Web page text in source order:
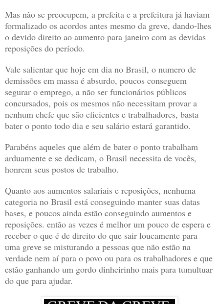
Mas não se preocupem, a prefeita e a prefeitura já haviam
formalizado os acordos antes mesmo da greve, dando-lhes
o devido direito ao aumento para janeiro com as devidas
reposições do período.
Vale salientar que hoje em dia no Brasil, o numero de
demissões em massa é absurdo, poucos conseguem
segurar o emprego, a não ser funcionários públicos
concursados, pois os mesmos não necessitam provar a
nenhum chefe que são eficientes e trabalhadores, basta
bater o ponto todo dia e seu salário estará garantido.
Parabéns aqueles que além de bater o ponto trabalham
arduamente e se dedicam, o Brasil necessita de vocês,
honrem seus postos de trabalho.
Quanto aos aumentos salariais e reposições, nenhuma
categoria no Brasil está conseguindo manter suas datas
bases, e poucos ainda estão conseguindo aumentos e
reposições. então as vezes é melhor um pouco de espera e
receber o que é de direito do que sair loucamente para
uma greve se misturando a pessoas que não estão na
verdade nem aí para o povo ou para os trabalhadores e que
estão ganhando um gordo dinheirinho mais para tumultuar
do que para ajudar.